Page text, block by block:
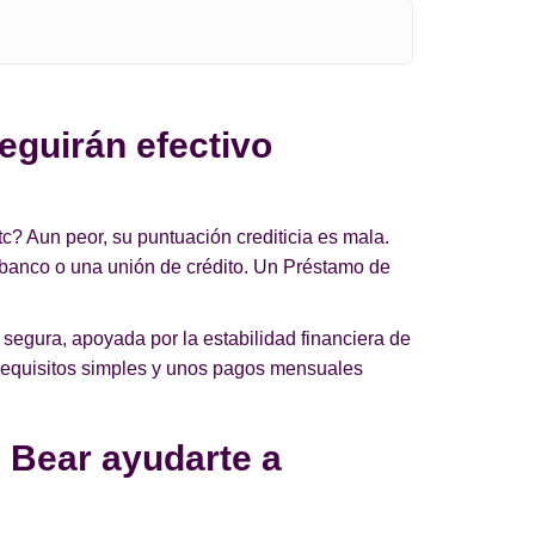
efectivo
Aun peor, su puntuación crediticia es mala.
o una unión de crédito. Un Préstamo de
apoyada por la estabilidad financiera de
simples y unos pagos mensuales
ayudarte a